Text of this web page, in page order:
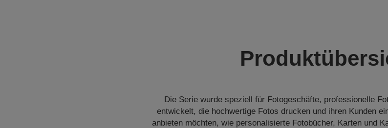
Die Serie wurde speziell für Fotogeschäfte, professionelle
entwickelt, die hochwertige Fotos drucken und ihren Kunden
anbieten möchten, wie personalisierte Fotobücher, Karten und